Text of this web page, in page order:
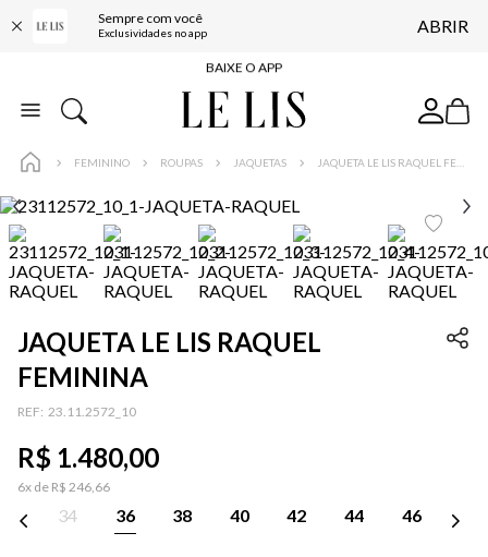
Sempre com você
Exclusividades no app ABRIR
FRETE GRÁTIS*
BAIXE O APP
10% OFF NA PRIMEIRA COMPRA*
FRETE GRÁTIS*
BAIXE O APP
10% OFF NA PRIMEIRA COMPRA*
FEMININO ROUPAS JAQUETAS
JAQUETA LE LIS RAQUEL
FEMININA
: 23.11.2572_10
R$ 1.480,00
6x de R$ 246,66
34 36 38 40 42 44 46